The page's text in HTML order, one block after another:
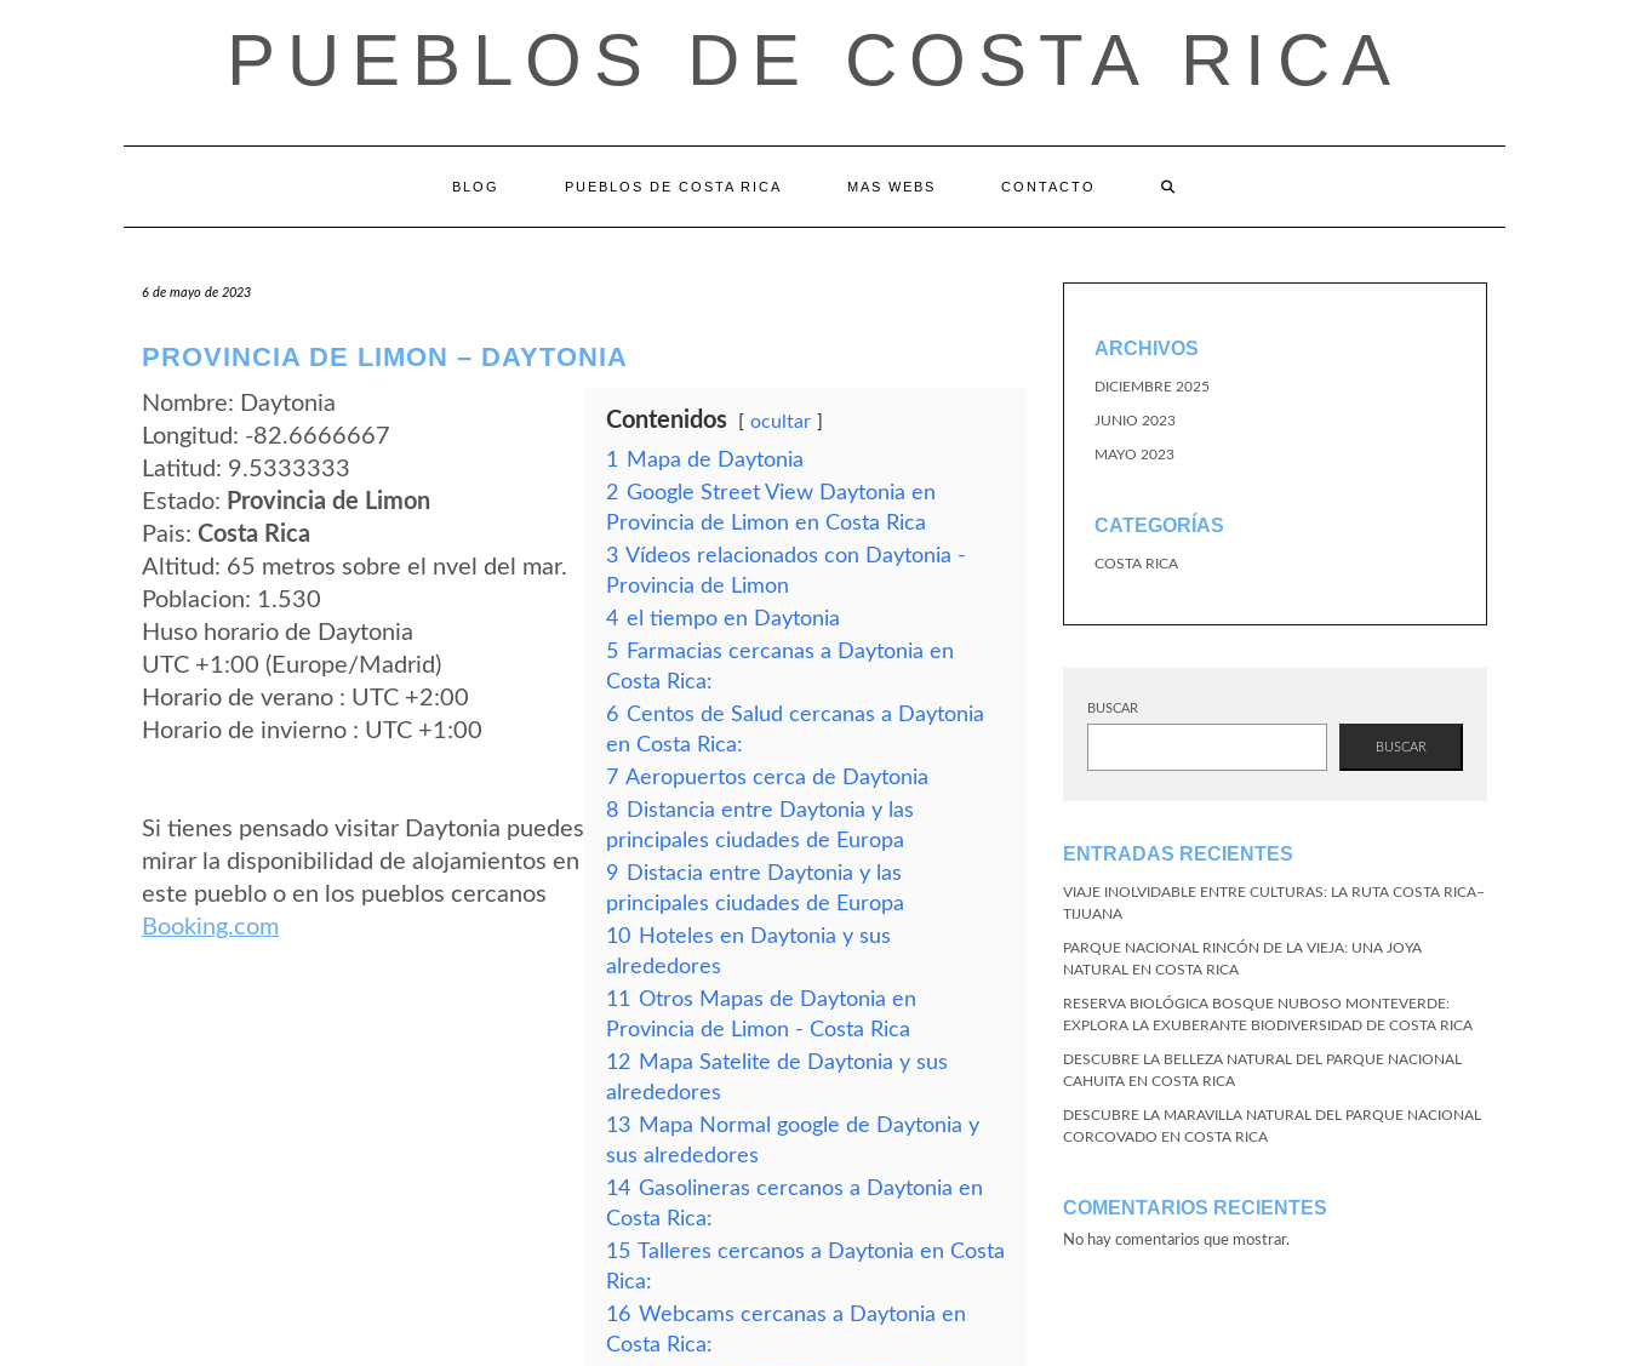
PUEBLOS DE COSTA RICA
BLOG PUEBLOS DE COSTA RICA MAS WEBS CONTACTO
6 de mayo de 2023
PROVINCIA DE LIMON – DAYTONIA
Nombre: Daytonia
Longitud: -82.6666667
Latitud: 9.5333333
Estado: Provincia de Limon
Pais: Costa Rica
Altitud: 65 metros sobre el nvel del mar.
Poblacion: 1.530
Huso horario de Daytonia
UTC +1:00 (Europe/Madrid)
Horario de verano : UTC +2:00
Horario de invierno : UTC +1:00
Si tienes pensado visitar Daytonia puedes
mirar la disponibilidad de alojamientos en
este pueblo o en los pueblos cercanos
Booking.com
Contenidos ocultar
1
Mapa de Daytonia
2 Google Street View Daytonia en
Provincia de Limon en Costa Rica
3 Vídeos relacionados con Daytonia -
Provincia de Limon
4 el tiempo en Daytonia
5 Farmacias cercanas a Daytonia en
Costa Rica:
6 Centos de Salud cercanas a Daytonia
en Costa Rica:
7 Aeropuertos cerca de Daytonia
8 Distancia entre Daytonia y las
principales ciudades de Europa
9 Distacia entre Daytonia y las
principales ciudades de Europa
10 Hoteles en Daytonia y sus
alrededores
11 Otros Mapas de Daytonia en
Provincia de Limon - Costa Rica
12 Mapa Satelite de Daytonia y sus
alrededores
13 Mapa Normal google de Daytonia y
sus alrededores
14 Gasolineras cercanos a Daytonia en
Costa Rica:
15 Talleres cercanos a Daytonia en Costa
Rica:
16 Webcams cercanas a Daytonia en
Costa Rica:
ARCHIVOS
DICIEMBRE 2025
JUNIO 2023
MAYO 2023
CATEGORÍAS
COSTA RICA
BUSCAR
BUSCAR
ENTRADAS RECIENTES
VIAJE INOLVIDABLE ENTRE CULTURAS: LA RUTA COSTA RICA–
TIJUANA
PARQUE NACIONAL RINCÓN DE LA VIEJA: UNA JOYA
NATURAL EN COSTA RICA
RESERVA BIOLÓGICA BOSQUE NUBOSO MONTEVERDE:
EXPLORA LA EXUBERANTE BIODIVERSIDAD DE COSTA RICA
DESCUBRE LA BELLEZA NATURAL DEL PARQUE NACIONAL
CAHUITA EN COSTA RICA
DESCUBRE LA MARAVILLA NATURAL DEL PARQUE NACIONAL
CORCOVADO EN COSTA RICA
COMENTARIOS RECIENTES
No hay comentarios que mostrar.